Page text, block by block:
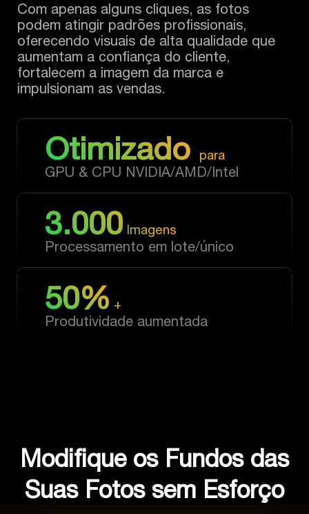
Com apenas alguns cliques, as fotos
podem atingir padrões profissionais,
oferecendo visuais de alta qualidade que
aumentam a confiança do cliente,
fortalecem a imagem da marca e
impulsionam as vendas.
Otimizado para
GPU & CPU NVIDIA/AMD/Intel
3.000Imagens
Processamento em lote/único
50% +
Produtividade aumentada
Modifique os Fundos das
Suas Fotos sem Esforço